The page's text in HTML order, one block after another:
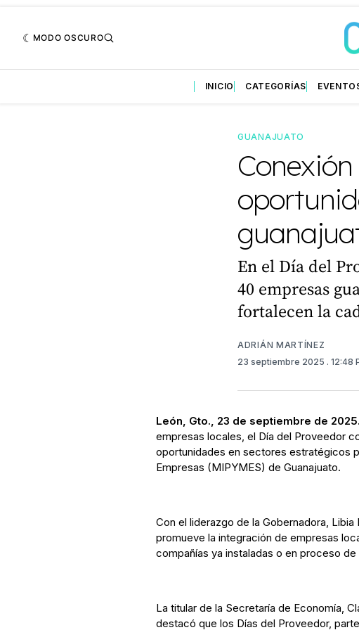
MODO OSCURO
INICIO CATEGORÍAS
GUANAJUATO
En el Día del
40 empresas
fortalecen la
ADRIÁN MARTÍNEZ
23 septiembre 2025 . 12:48
León, Gto., 23 de septiembre de
empresas locales, el Día del Proveedor
oportunidades en sectores estratégicos
Empresas (MIPYMES) de Guanajuato.
Con el liderazgo de la Gobernadora,
promueve la integración de empresas
compañías ya instaladas o en proceso
La titular de la Secretaría de Economía,
destacó que los Días del Proveedor,